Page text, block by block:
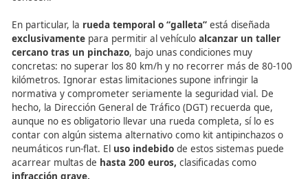
también del correcto mantenimiento y uso de los
vehículo. Un ejemplo claro es la rueda de repuesto, que
conductores consideran una solución inocua, pero que
limitaciones legales y técnicas estrictas que no siempre
conocen.
En particular, larueda temporal o “galleta” está
exclusivamentepara permitir al vehículoalcanzar un
cercano tras un pinchazo, bajo unas condiciones muy
concretas: no superar los 80 km/h y no recorrer más